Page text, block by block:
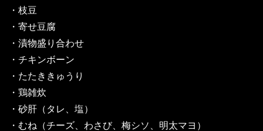
・枝豆
・寄せ豆腐
・漬物盛り合わせ
・チキンボーン
・たたききゅうり
・鶏雑炊
・砂肝（タレ、塩）
・むね（チーズ、わさび、梅シソ、明太マヨ）